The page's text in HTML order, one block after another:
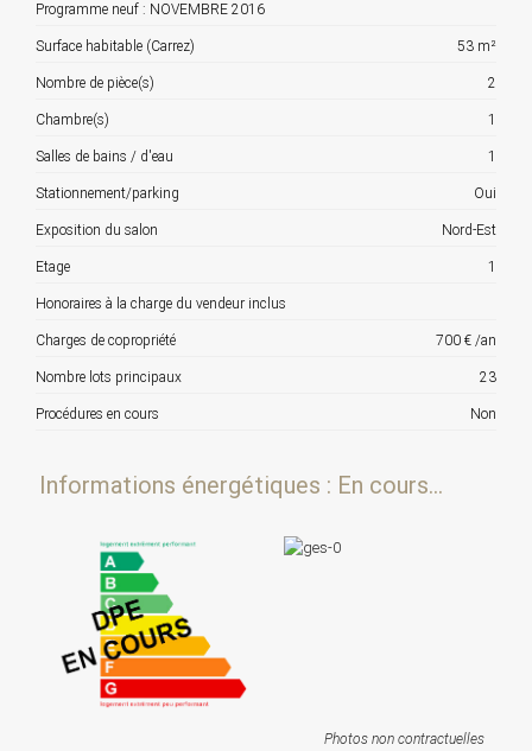
Programme neuf : NOVEMBRE 2016
Surface habitable (Carrez) 53 m²
Nombre de pièce(s) 2
Chambre(s) 1
Salles de bains / d'eau 1
Stationnement/parking Oui
Exposition du salon Nord-Est
Etage 1
Honoraires à la charge du vendeur inclus
Charges de copropriété 700 € /an
Nombre lots principaux 23
Procédures en cours Non
Informations énergétiques : En cours...
Photos non contractuelles